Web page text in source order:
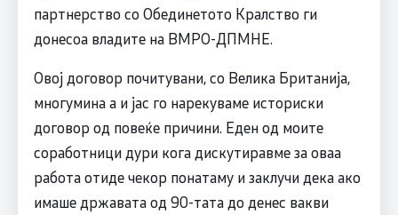
партнерство со Обединетото Кралство ги
донесоа владите на ВМРО-ДПМНЕ.
Овој договор почитувани, со Велика Британија,
многумина а и јас го нарекуваме историски
договор од повеќе причини. Еден од моите
соработници дури кога дискутиравме за оваа
работа отиде чекор понатаму и заклучи дека ако
имаше државата од 90-тата до денес вакви